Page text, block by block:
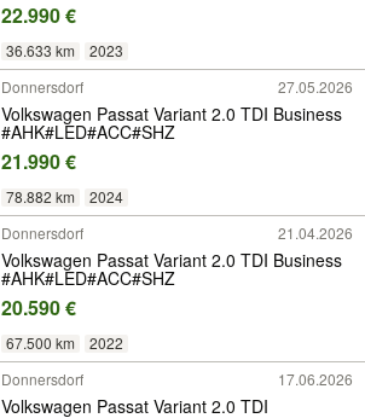
22.990 €
36.633 km 2023
Donnersdorf 27.05.2026
Volkswagen Passat Variant 2.0 TDI Business
#AHK#LED#ACC#SHZ
21.990 €
78.882 km 2024
Donnersdorf 21.04.2026
Volkswagen Passat Variant 2.0 TDI Business
#AHK#LED#ACC#SHZ
20.590 €
67.500 km
2022
Donnersdorf
17.06.2026
Volkswagen Passat Variant 2.0 TDI